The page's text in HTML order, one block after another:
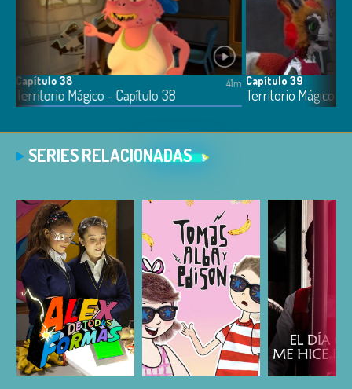
Capítulo 38
Territorio Mágico - Capítulo 38
41m Capítulo 39
Territorio Mágico -
SERIES RELACIONADAS
ESCUCHAR ESCUCHAR